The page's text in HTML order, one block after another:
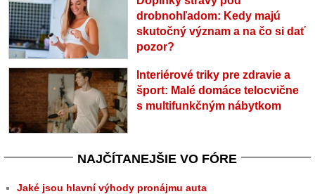
drobnohľadom: Kedy majú
skutočný význam a na čo si dať
pozor?
Interiérové triky pre zdravie a
šport: Malé domáce telocvične
s multifunkčným nábytkom
NAJČÍTANEJŠIE VO FÓRE
Jaké jsou hlavní výhody pronájmu auta